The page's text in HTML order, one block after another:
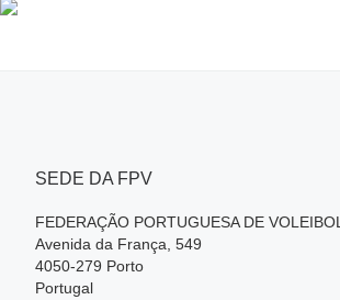
SEDE DA FPV
FEDERAÇÃO PORTUGUESA DE VOLEIBOL
Avenida da França, 549
4050-279 Porto
Portugal